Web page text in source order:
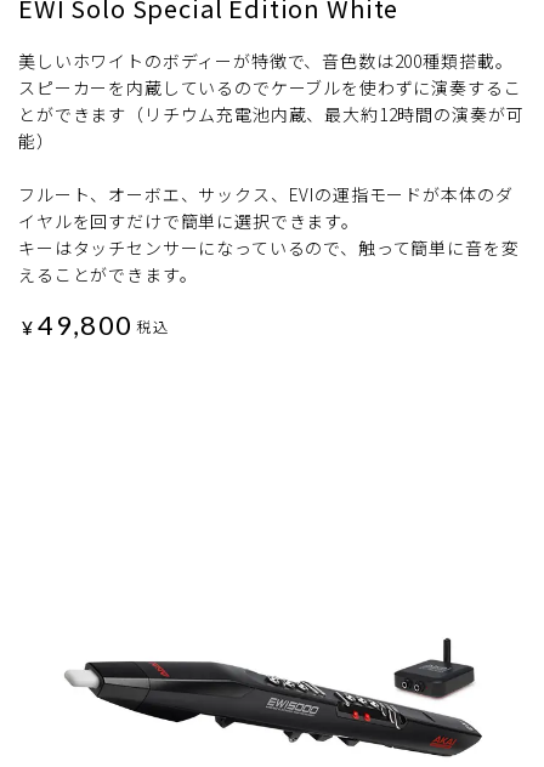
EWI Solo Special Edition White
美しいホワイトのボディーが特徴で、音色数は200種類搭載。
スピーカーを内蔵しているのでケーブルを使わずに演奏するこ
とができます（リチウム充電池内蔵、最大約12時間の演奏が可
能）
フルート、オーボエ、サックス、EVIの運指モードが本体のダ
イヤルを回すだけで簡単に選択できます。
キーはタッチセンサーになっているので、触って簡単に音を変
えることができます。
¥ 49,800 税込